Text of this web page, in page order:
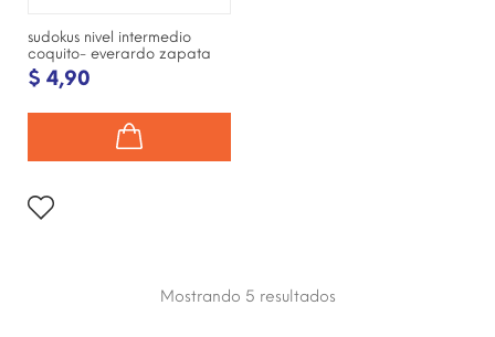
sudokus nivel intermedio
coquito- everardo zapata
$ 4,90
Mostrando 5 resultados